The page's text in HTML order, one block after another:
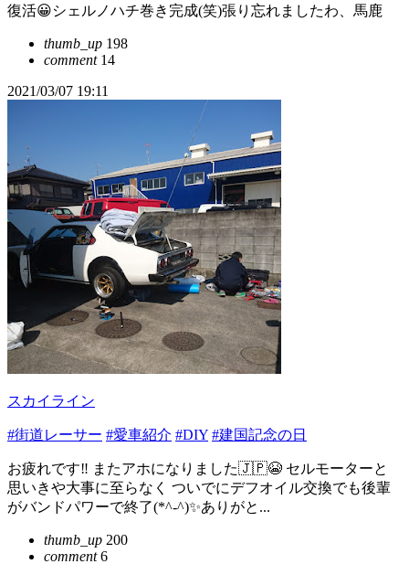
復活😀シェルノハチ巻き完成(笑)張り忘れましたわ、馬鹿
thumb_up 198
comment14
2021/03/07 19:11
スカイライン
#街道レーサー #愛車紹介 #DIY #建国記念の日
お疲れです‼️ またアホになりました🇯🇵😭 セルモーターと
思いきや大事に至らなく ついでにデフオイル交換でも後輩
がバンドパワーで終了(*^-^)✨ありがと...
thumb_up 200
comment6